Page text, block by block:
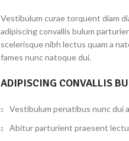
Vestibulum curae torquent diam
adipiscing convallis bulum
scelerisque nibh lectus quam a
fames nunc natoque dui.
ADIPISCING CONVALLIS
Vestibulum penatibus nunc dui
Abitur parturient praesent